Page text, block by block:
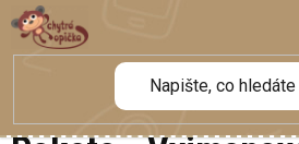
Přejít
na
obsah